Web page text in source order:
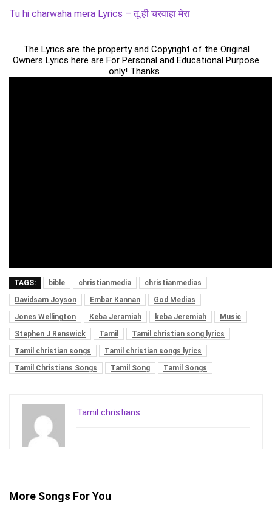
Tu hi charwaha mera Lyrics – तू ही चरवाहा मेरा
The Lyrics are the property and Copyright of the Original
Owners Lyrics here are For Personal and Educational Purpose
only! Thanks .
TAGS: bible christianmedia
christianmedias
Davidsam Joyson
Embar Kannan
God Medias
Jones Wellington
Keba Jeramiah keba Jeremiah
Music
Stephen J Renswick
Tamil
Tamil christian song lyrics
Tamil christian songs
Tamil christian songs lyrics
Tamil Christians Songs
Tamil Song Tamil Songs
Tamil christians
More Songs For You